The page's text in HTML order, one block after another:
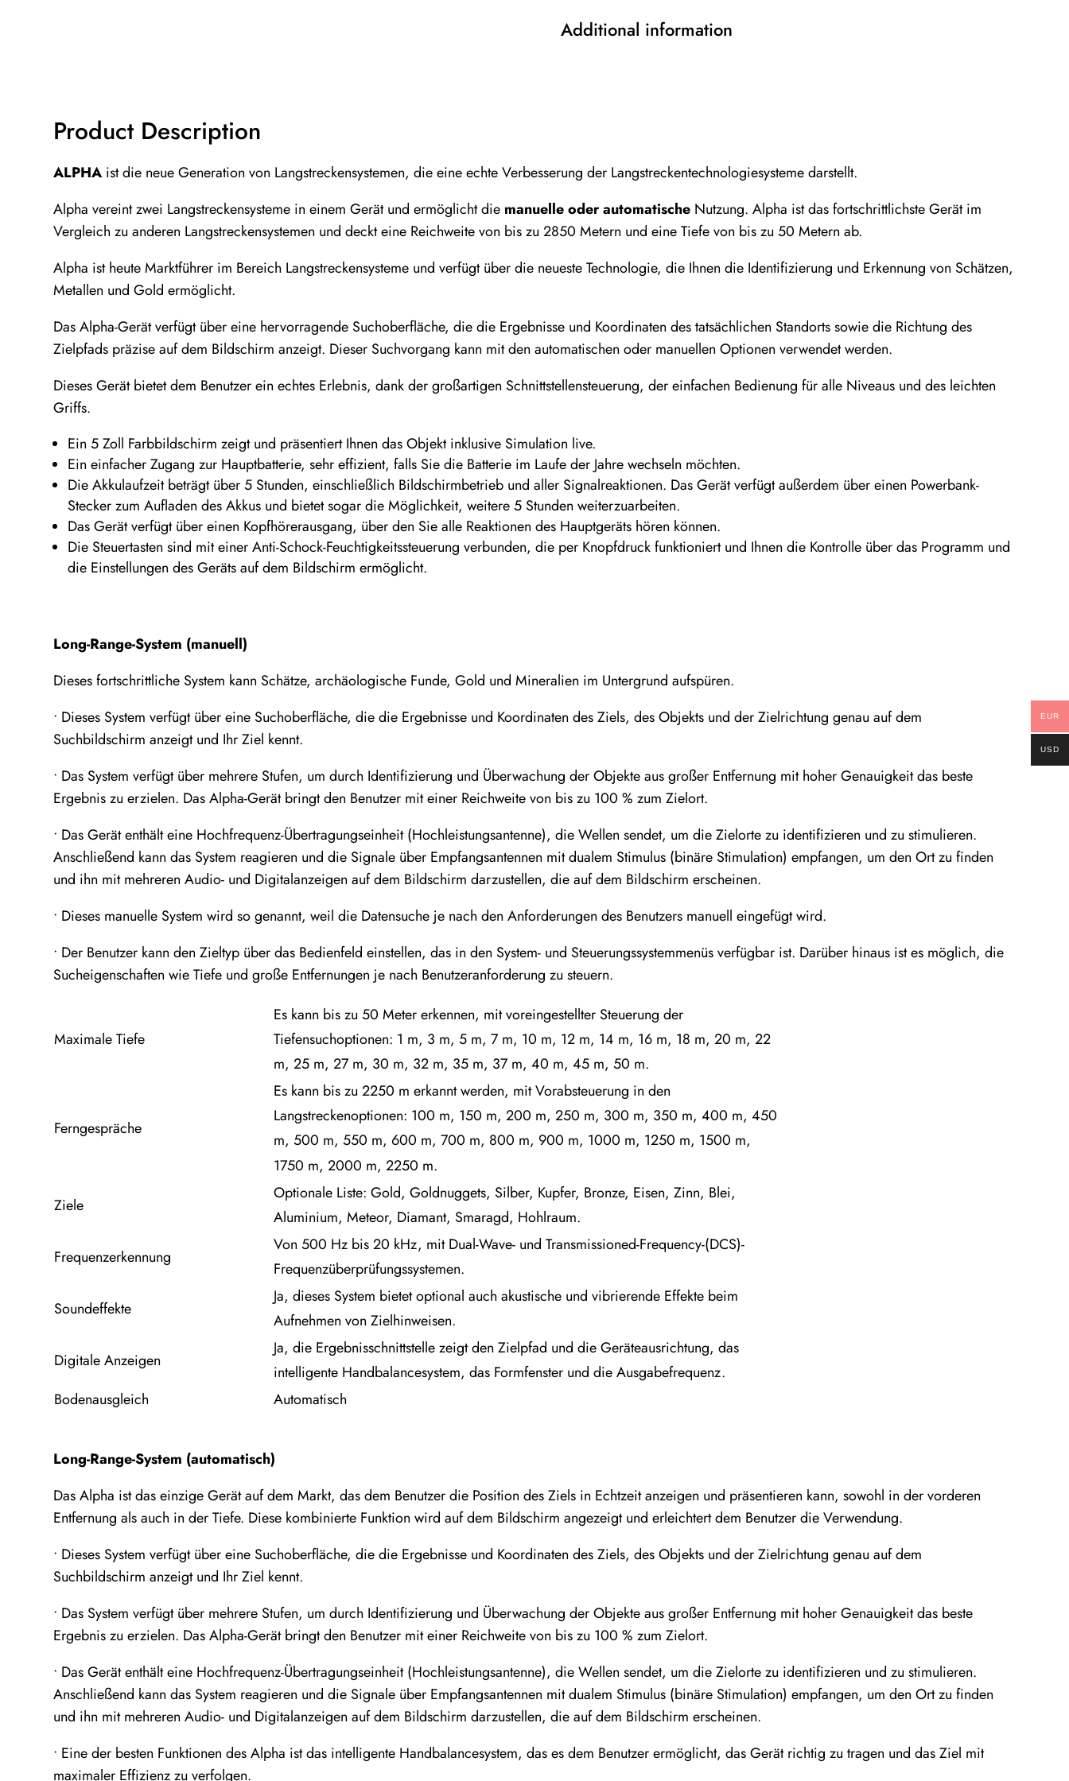
Treasures
Additional information
Product Description
ALPHA ist die neue Generation von Langstreckensystemen, die eine echte Verbesserung der Langstreckentechnologiesysteme darstellt.
Alpha vereint zwei Langstreckensysteme in einem Gerät und ermöglicht die manuelle oder automatische Nutzung. Alpha ist das fortschrittlichste Gerät im
Vergleich zu anderen Langstreckensystemen und deckt eine Reichweite von bis zu 2850 Metern und eine Tiefe von bis zu 50 Metern ab.
Alpha ist heute Marktführer im Bereich Langstreckensysteme und verfügt über die neueste Technologie, die Ihnen die Identifizierung und Erkennung von Schätzen,
Metallen und Gold ermöglicht.
Das Alpha-Gerät verfügt über eine hervorragende Suchoberfläche, die die Ergebnisse und Koordinaten des tatsächlichen Standorts sowie die Richtung des
Zielpfads präzise auf dem Bildschirm anzeigt. Dieser Suchvorgang kann mit den automatischen oder manuellen Optionen verwendet werden.
Dieses Gerät bietet dem Benutzer ein echtes Erlebnis, dank der großartigen Schnittstellensteuerung, der einfachen Bedienung für alle Niveaus und des leichten
Griffs.
Ein 5 Zoll Farbbildschirm zeigt und präsentiert Ihnen das Objekt inklusive Simulation live.
Ein einfacher Zugang zur Hauptbatterie, sehr effizient, falls Sie die Batterie im Laufe der Jahre wechseln möchten.
Die Akkulaufzeit beträgt über 5 Stunden, einschließlich Bildschirmbetrieb und aller Signalreaktionen. Das Gerät verfügt außerdem über einen Powerbank-
Stecker zum Aufladen des Akkus und bietet sogar die Möglichkeit, weitere 5 Stunden weiterzuarbeiten.
Das Gerät verfügt über einen Kopfhörerausgang, über den Sie alle Reaktionen des Hauptgeräts hören können.
Die Steuertasten sind mit einer Anti-Schock-Feuchtigkeitssteuerung verbunden, die per Knopfdruck funktioniert und Ihnen die Kontrolle über das Programm und
die Einstellungen des Geräts auf dem Bildschirm ermöglicht.
Long-Range-System (manuell)
Dieses fortschrittliche System kann Schätze, archäologische Funde, Gold und Mineralien im Untergrund aufspüren.
• Dieses System verfügt über eine Suchoberfläche, die die Ergebnisse und Koordinaten des Ziels, des Objekts und der Zielrichtung genau auf dem
Suchbildschirm anzeigt und Ihr Ziel kennt.
• Das System verfügt über mehrere Stufen, um durch Identifizierung und Überwachung der Objekte aus großer Entfernung mit hoher Genauigkeit das beste
Ergebnis zu erzielen. Das Alpha-Gerät bringt den Benutzer mit einer Reichweite von bis zu 100 % zum Zielort.
• Das Gerät enthält eine Hochfrequenz-Übertragungseinheit (Hochleistungsantenne), die Wellen sendet, um die Zielorte zu identifizieren und zu stimulieren.
Anschließend kann das System reagieren und die Signale über Empfangsantennen mit dualem Stimulus (binäre Stimulation) empfangen, um den Ort zu finden
und ihn mit mehreren Audio- und Digitalanzeigen auf dem Bildschirm darzustellen, die auf dem Bildschirm erscheinen.
• Dieses manuelle System wird so genannt, weil die Datensuche je nach den Anforderungen des Benutzers manuell eingefügt wird.
• Der Benutzer kann den Zieltyp über das Bedienfeld einstellen, das in den System- und Steuerungssystemmenüs verfügbar ist. Darüber hinaus ist es möglich, die
Sucheigenschaften wie Tiefe und große Entfernungen je nach Benutzeranforderung zu steuern.
Maximale Tiefe
Es kann bis zu 50 Meter erkennen, mit voreingestellter Steuerung der
Tiefensuchoptionen: 1 m, 3 m, 5 m, 7 m, 10 m, 12 m, 14 m, 16 m, 18 m, 20 m, 22
m, 25 m, 27 m, 30 m, 32 m, 35 m, 37 m, 40 m, 45 m, 50 m.
Ferngespräche
Es kann bis zu 2250 m erkannt werden, mit Vorabsteuerung in den
Langstreckenoptionen: 100 m, 150 m, 200 m, 250 m, 300 m, 350 m, 400 m, 450
m, 500 m, 550 m, 600 m, 700 m, 800 m, 900 m, 1000 m, 1250 m, 1500 m,
1750 m, 2000 m, 2250 m.
Ziele
Optionale Liste: Gold, Goldnuggets, Silber, Kupfer, Bronze, Eisen, Zinn, Blei,
Aluminium, Meteor, Diamant, Smaragd, Hohlraum.
Frequenzerkennung
Von 500 Hz bis 20 kHz, mit Dual-Wave- und Transmissioned-Frequency-(DCS)-
Frequenzüberprüfungssystemen.
Soundeffekte
Ja, dieses System bietet optional auch akustische und vibrierende Effekte beim
Aufnehmen von Zielhinweisen.
Digitale Anzeigen
Ja, die Ergebnisschnittstelle zeigt den Zielpfad und die Geräteausrichtung, das
intelligente Handbalancesystem, das Formfenster und die Ausgabefrequenz.
Bodenausgleich
Automatisch
Long-Range-System (automatisch)
Das Alpha ist das einzige Gerät auf dem Markt, das dem Benutzer die Position des Ziels in Echtzeit anzeigen und präsentieren kann, sowohl in der vorderen
Entfernung als auch in der Tiefe. Diese kombinierte Funktion wird auf dem Bildschirm angezeigt und erleichtert dem Benutzer die Verwendung.
• Dieses System verfügt über eine Suchoberfläche, die die Ergebnisse und Koordinaten des Ziels, des Objekts und der Zielrichtung genau auf dem
Suchbildschirm anzeigt und Ihr Ziel kennt.
• Das System verfügt über mehrere Stufen, um durch Identifizierung und Überwachung der Objekte aus großer Entfernung mit hoher Genauigkeit das beste
Ergebnis zu erzielen. Das Alpha-Gerät bringt den Benutzer mit einer Reichweite von bis zu 100 % zum Zielort.
• Das Gerät enthält eine Hochfrequenz-Übertragungseinheit (Hochleistungsantenne), die Wellen sendet, um die Zielorte zu identifizieren und zu stimulieren.
Anschließend kann das System reagieren und die Signale über Empfangsantennen mit dualem Stimulus (binäre Stimulation) empfangen, um den Ort zu finden
und ihn mit mehreren Audio- und Digitalanzeigen auf dem Bildschirm darzustellen, die auf dem Bildschirm erscheinen.
• Eine der besten Funktionen des Alpha ist das intelligente Handbalancesystem, das es dem Benutzer ermöglicht, das Gerät richtig zu tragen und das Ziel mit
maximaler Effizienz zu verfolgen.
EUR
USD